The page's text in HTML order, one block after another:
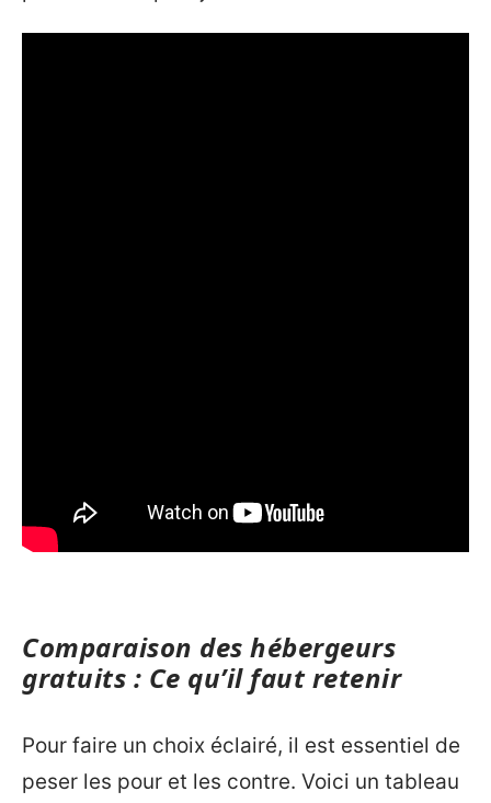
Comparaison des hébergeurs
gratuits : Ce qu’il faut retenir
Pour faire un choix éclairé, il est essentiel de
peser les pour et les contre. Voici un tableau